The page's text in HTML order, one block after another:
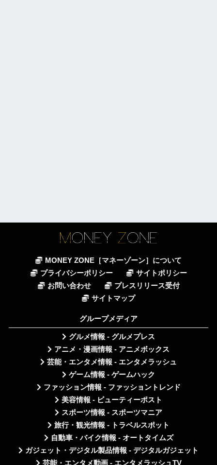
MONEY ZONE［マネーゾーン］について
プライバシーポリシー
サイトポリシー
お問い合わせ
プレスリリース受付
サイトマップ
グループメディア
グルメ情報 - グルメプレス
アニメ・漫画情報 - アニメボックス
芸能・エンタメ情報 - エンタメラッシュ
ゲーム情報 - ゲームハック
ファッション情報 - ファッショントレンド
美容情報 - ビューティーポスト
スポーツ情報 - スポーツマニア
旅行・観光情報 - トラベルスポット
自動車・バイク情報 - オートタイムズ
ガジェット・デジタル製品情報 - デジタルガジェット
芸能・エンタメ動画 - エンタメラッシュTV